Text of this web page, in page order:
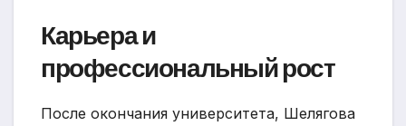
Карьера и
профессиональный рост
После окончания университета, Шелягова